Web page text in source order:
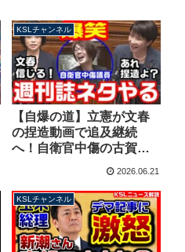
KSLチャンネル
【自爆の道】立憲が文春
の捏造動画で追及継続
へ！自衛官中傷の古賀千
笑！あまり反省してな
い？【KSLチャンネル】
2026.06.21
KSLチャンネル